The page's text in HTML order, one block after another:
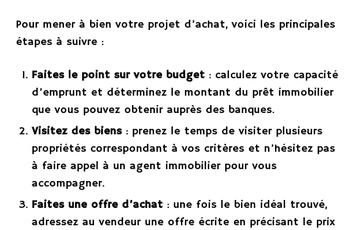
Pour mener à bien votre projet d’achat, voici les principales
étapes à suivre :
Faites le point sur votre budget : calculez votre capacité
d’emprunt et déterminez le montant du prêt immobilier
que vous pouvez obtenir auprès des banques.
Visitez des biens: prenez le temps de visiter plusieurs
propriétés correspondant à vos critères et n’hésitez pas
à faire appel à un agent immobilier pour vous
accompagner.
Faites une offre d’achat : une fois le bien idéal trouvé,
adressez au vendeur une offre écrite en précisant le prix